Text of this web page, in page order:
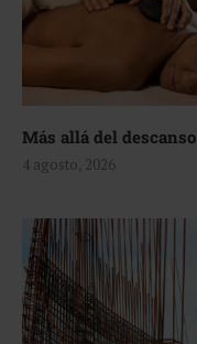
Más allá del descanso
4 agosto, 2026